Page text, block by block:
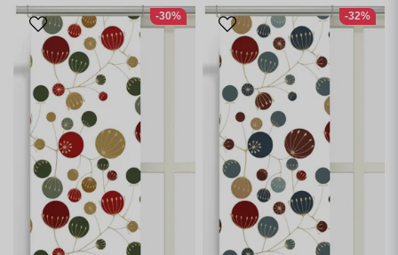
-30% -32%